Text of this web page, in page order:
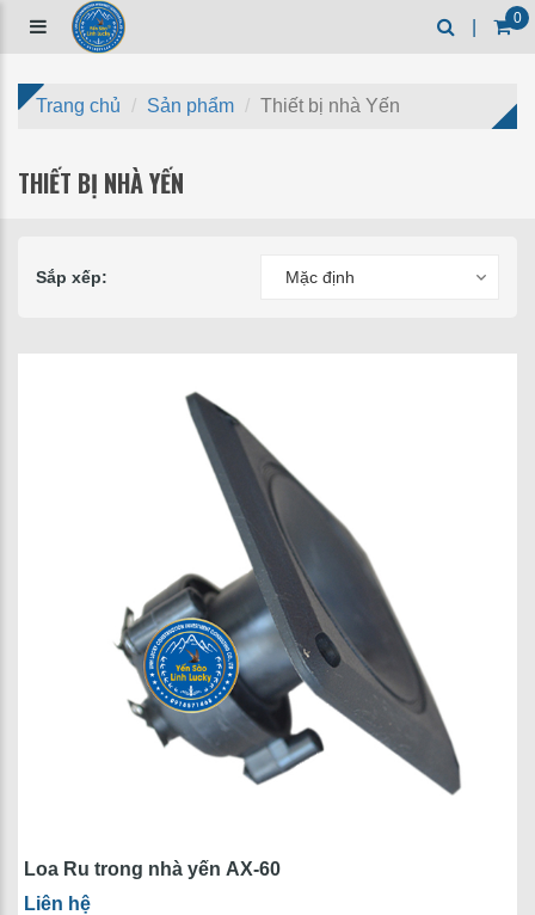
0
Trang chủ Sản phẩm Thiết bị nhà Yến
THIẾT BỊ NHÀ YẾN
Sắp xếp: Mặc định
Loa Ru trong nhà yến AX-60
Liên hệ